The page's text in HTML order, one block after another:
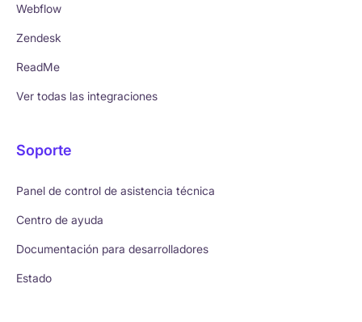
Webflow
Zendesk
ReadMe
Ver todas las integraciones
Soporte
Panel de control de asistencia técnica
Centro de ayuda
Documentación para desarrolladores
Estado